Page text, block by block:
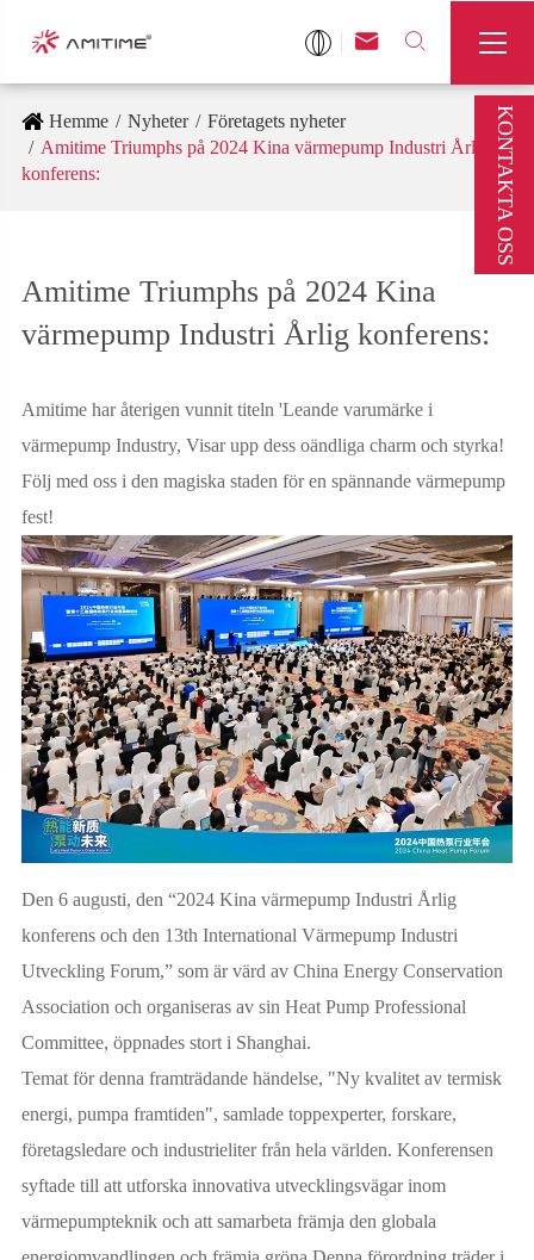
 

Hemme Nyheter
Företagets nyheter
Amitime Triumphs på 2024 Kina värmepump Industri Årlig
konferens:
Amitime Triumphs på 2024 Kina
värmepump Industri Årlig konferens:
Amitime har återigen vunnit titeln 'Leande varumärke i
värmepump Industry, Visar upp dess oändliga charm och styrka!
Följ med oss i den magiska staden för en spännande värmepump
fest!
Den 6 augusti, den “2024 Kina värmepump Industri Årlig
konferens och den 13th International Värmepump Industri
Utveckling Forum,” som är värd av China Energy Conservation
Association och organiseras av sin Heat Pump Professional
Committee, öppnades stort i Shanghai.
Temat för denna framträdande händelse, "Ny kvalitet av termisk
energi, pumpa framtiden", samlade toppexperter, forskare,
företagsledare och industrieliter från hela världen. Konferensen
syftade till att utforska innovativa utvecklingsvägar inom
värmepumpteknik och att samarbeta främja den globala
KONTAKTA OSS